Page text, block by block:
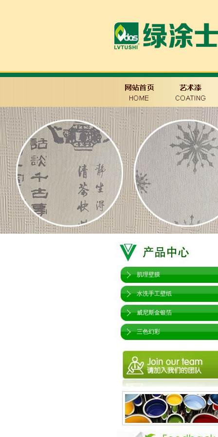
肌理壁膜
水洗手工壁纸
威尼斯金银箔
三色幻彩